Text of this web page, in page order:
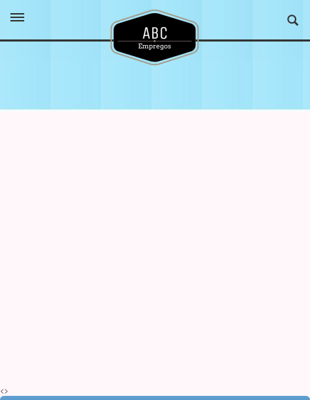
<>